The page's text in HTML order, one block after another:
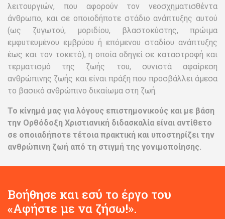
λειτουργιών, που αφορούν τον νεοσχηματισθέντα
άνθρωπο, και σε οποιοδήποτε στάδιο ανάπτυξης αυτού
(ως ζυγωτού, μοριδίου, βλαστοκύστης, πρώιμα
εμφυτευμένου εμβρύου ή επόμενου σταδίου ανάπτυξης
έως και τον τοκετό), η οποία οδηγεί σε καταστροφή και
τερματισμό της ζωής του, συνιστά αφαίρεση
ανθρώπινης ζωής και είναι πράξη που προσβάλλει άμεσα
το βασικό ανθρώπινο δικαίωμα στη ζωή.
Το κίνημά μας για λόγους επιστημονικούς και με βάση
την Ορθόδοξη Χριστιανική διδασκαλία είναι αντίθετο
σε οποιαδήποτε τέτοια πρακτική και υποστηρίζει την
ανθρώπινη ζωή από τη στιγμή της γονιμοποίησης.
Βοήθησε και εσύ το έργο του
«Αφήστε με να ζήσω!».